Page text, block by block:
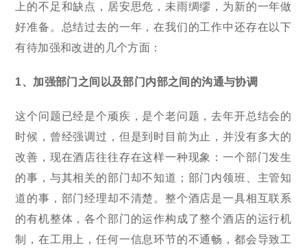
上的不足和缺点，居安思危，未雨绸缪，为新的一年做
好准备。总结过去的一年，在我们的工作中还存在以下
有待加强和改进的几个方面：
1、加强部门之间以及部门内部之间的沟通与协调
这个问题已经是个顽疾，是个老问题，去年开总结会的
时候，曾经强调过，但是到时目前为止，并没有多大的
改善，现在酒店往往存在这样一种现象：一个部门发生
的事，与其相关的部门却不知道；部门内领班、主管知
道的事，部门经理却不清楚。整个酒店是一具相互联系
的有机整体，各个部门的运作构成了整个酒店的运行机
制，在工用上，任何一信息环节的不通畅，都会导致工